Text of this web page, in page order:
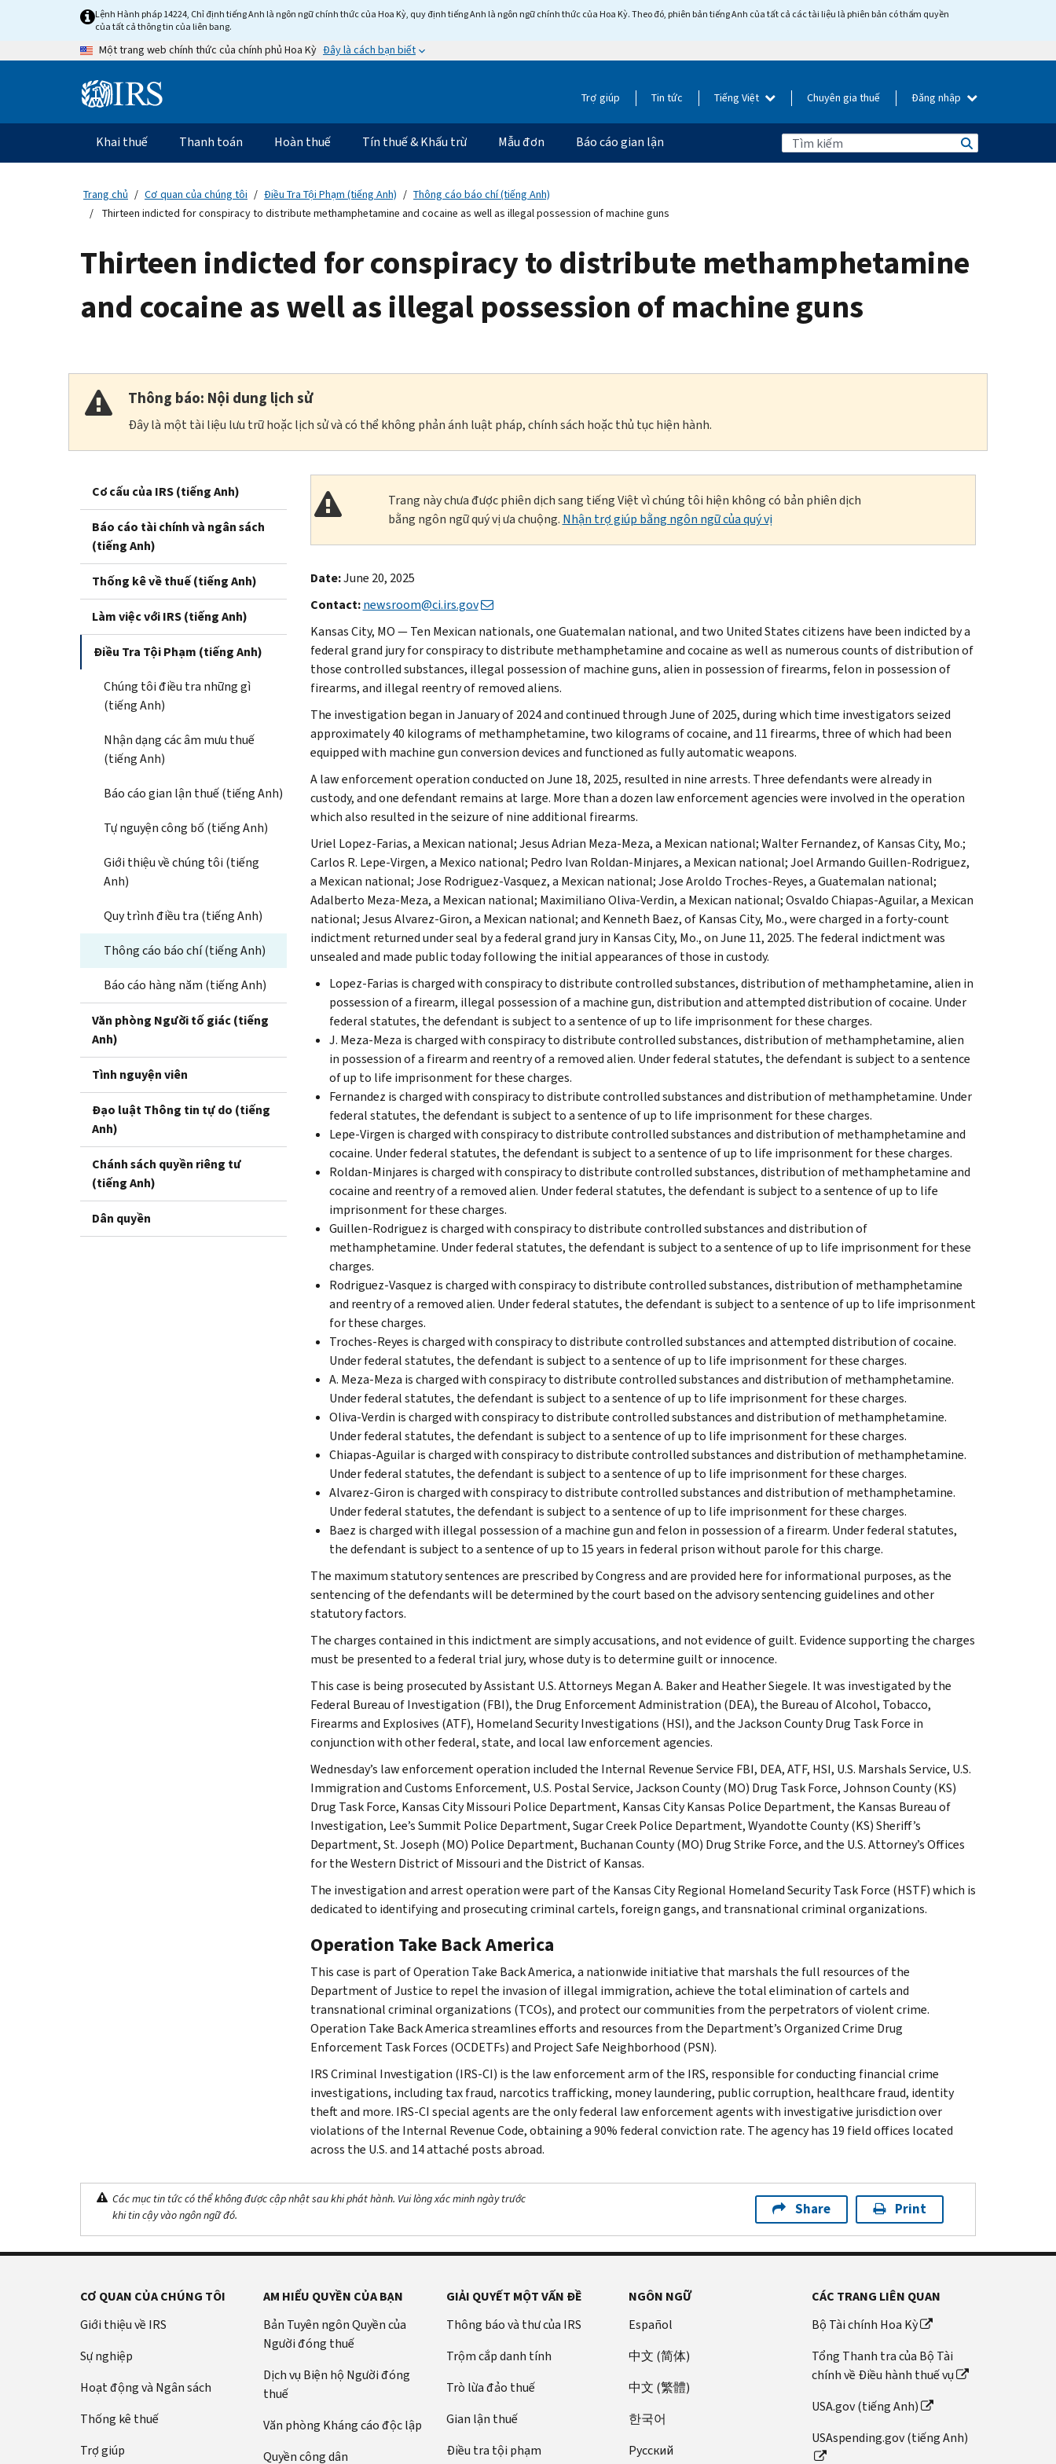
content
Lệnh Hành pháp 14224, Chỉ định tiếng Anh là ngôn ngữ chính thức của Hoa Kỳ, quy định tiếng Anh là ngôn ngữ chính thức của Hoa Kỳ. Theo đó, phiên bản tiếng Anh của tất cả các tài liệu là phiên bản có thẩm quyền
của tất cả thông tin của liên bang.
Một trang web chính thức của chính phủ Hoa Kỳ Đây là cách bạn biết
Information Trợ giúp Tin tức Tiếng Việt Chuyên gia thuế Đăng nhập
Điều
hướng
chính
Khai thuế Thanh toán Hoàn thuế Tín thuế & Khấu trừ Mẫu đơn Báo cáo gian lận
Trang chủ Cơ quan của chúng tôi Điều Tra Tội Phạm (tiếng Anh)
Thông cáo báo chí (tiếng Anh)
Thirteen indicted for conspiracy to distribute methamphetamine and cocaine as well as illegal possession of machine guns
Thirteen indicted for conspiracy to distribute methamphetamine
and cocaine as well as illegal possession of machine guns
Thông báo: Nội dung lịch sử
Đây là một tài liệu lưu trữ hoặc lịch sử và có thể không phản ánh luật pháp, chính sách hoặc thủ tục hiện hành.
Cơ cấu của IRS (tiếng Anh)
Báo cáo tài chính và ngân sách
(tiếng Anh)
Thống kê về thuế (tiếng Anh)
Làm việc với IRS (tiếng Anh)
Điều Tra Tội Phạm (tiếng Anh)
Chúng tôi điều tra những gì
(tiếng Anh)
Nhận dạng các âm mưu thuế
(tiếng Anh)
Báo cáo gian lận thuế (tiếng Anh)
Tự nguyện công bố (tiếng Anh)
Giới thiệu về chúng tôi (tiếng
Anh)
Quy trình điều tra (tiếng Anh)
Thông cáo báo chí (tiếng Anh)
Báo cáo hàng năm (tiếng Anh)
Văn phòng Người tố giác (tiếng
Anh)
Tình nguyện viên
Đạo luật Thông tin tự do (tiếng
Anh)
Chánh sách quyền riêng tư
(tiếng Anh)
Dân quyền
Trang này chưa được phiên dịch sang tiếng Việt vì chúng tôi hiện không có bản phiên dịch
bằng ngôn ngữ quý vị ưa chuộng. Nhận trợ giúp bằng ngôn ngữ của quý vị
Date:June 20, 2025
Contact:newsroom@ci.irs.gov
Kansas City, MO — Ten Mexican nationals, one Guatemalan national, and two United States citizens have been indicted by a
federal grand jury for conspiracy to distribute methamphetamine and cocaine as well as numerous counts of distribution of
those controlled substances, illegal possession of machine guns, alien in possession of firearms, felon in possession of
firearms, and illegal reentry of removed aliens.
The investigation began in January of 2024 and continued through June of 2025, during which time investigators seized
approximately 40 kilograms of methamphetamine, two kilograms of cocaine, and 11 firearms, three of which had been
equipped with machine gun conversion devices and functioned as fully automatic weapons.
A law enforcement operation conducted on June 18, 2025, resulted in nine arrests. Three defendants were already in
custody, and one defendant remains at large. More than a dozen law enforcement agencies were involved in the operation
which also resulted in the seizure of nine additional firearms.
Uriel Lopez-Farias, a Mexican national; Jesus Adrian Meza-Meza, a Mexican national; Walter Fernandez, of Kansas City, Mo.;
Carlos R. Lepe-Virgen, a Mexico national; Pedro Ivan Roldan-Minjares, a Mexican national; Joel Armando Guillen-Rodriguez,
a Mexican national; Jose Rodriguez-Vasquez, a Mexican national; Jose Aroldo Troches-Reyes, a Guatemalan national;
Adalberto Meza-Meza, a Mexican national; Maximiliano Oliva-Verdin, a Mexican national; Osvaldo Chiapas-Aguilar, a Mexican
national; Jesus Alvarez-Giron, a Mexican national; and Kenneth Baez, of Kansas City, Mo., were charged in a forty-count
indictment returned under seal by a federal grand jury in Kansas City, Mo., on June 11, 2025. The federal indictment was
unsealed and made public today following the initial appearances of those in custody.
Lopez-Farias is charged with conspiracy to distribute controlled substances, distribution of methamphetamine, alien in
possession of a firearm, illegal possession of a machine gun, distribution and attempted distribution of cocaine. Under
federal statutes, the defendant is subject to a sentence of up to life imprisonment for these charges.
J. Meza-Meza is charged with conspiracy to distribute controlled substances, distribution of methamphetamine, alien
in possession of a firearm and reentry of a removed alien. Under federal statutes, the defendant is subject to a sentence
of up to life imprisonment for these charges.
Fernandez is charged with conspiracy to distribute controlled substances and distribution of methamphetamine. Under
federal statutes, the defendant is subject to a sentence of up to life imprisonment for these charges.
Lepe-Virgen is charged with conspiracy to distribute controlled substances and distribution of methamphetamine and
cocaine. Under federal statutes, the defendant is subject to a sentence of up to life imprisonment for these charges.
Roldan-Minjares is charged with conspiracy to distribute controlled substances, distribution of methamphetamine and
cocaine and reentry of a removed alien. Under federal statutes, the defendant is subject to a sentence of up to life
imprisonment for these charges.
Guillen-Rodriguez is charged with conspiracy to distribute controlled substances and distribution of
methamphetamine. Under federal statutes, the defendant is subject to a sentence of up to life imprisonment for these
charges.
Rodriguez-Vasquez is charged with conspiracy to distribute controlled substances, distribution of methamphetamine
and reentry of a removed alien. Under federal statutes, the defendant is subject to a sentence of up to life imprisonment
for these charges.
Troches-Reyes is charged with conspiracy to distribute controlled substances and attempted distribution of cocaine.
Under federal statutes, the defendant is subject to a sentence of up to life imprisonment for these charges.
A. Meza-Meza is charged with conspiracy to distribute controlled substances and distribution of methamphetamine.
Under federal statutes, the defendant is subject to a sentence of up to life imprisonment for these charges.
Oliva-Verdin is charged with conspiracy to distribute controlled substances and distribution of methamphetamine.
Under federal statutes, the defendant is subject to a sentence of up to life imprisonment for these charges.
Chiapas-Aguilar is charged with conspiracy to distribute controlled substances and distribution of methamphetamine.
Under federal statutes, the defendant is subject to a sentence of up to life imprisonment for these charges.
Alvarez-Giron is charged with conspiracy to distribute controlled substances and distribution of methamphetamine.
Under federal statutes, the defendant is subject to a sentence of up to life imprisonment for these charges.
Baez is charged with illegal possession of a machine gun and felon in possession of a firearm. Under federal statutes,
the defendant is subject to a sentence of up to 15 years in federal prison without parole for this charge.
The maximum statutory sentences are prescribed by Congress and are provided here for informational purposes, as the
sentencing of the defendants will be determined by the court based on the advisory sentencing guidelines and other
statutory factors.
The charges contained in this indictment are simply accusations, and not evidence of guilt. Evidence supporting the charges
must be presented to a federal trial jury, whose duty is to determine guilt or innocence.
This case is being prosecuted by Assistant U.S. Attorneys Megan A. Baker and Heather Siegele. It was investigated by the
Federal Bureau of Investigation (FBI), the Drug Enforcement Administration (DEA), the Bureau of Alcohol, Tobacco,
Firearms and Explosives (ATF), Homeland Security Investigations (HSI), and the Jackson County Drug Task Force in
conjunction with other federal, state, and local law enforcement agencies.
Wednesday’s law enforcement operation included the Internal Revenue Service FBI, DEA, ATF, HSI, U.S. Marshals Service, U.S.
Immigration and Customs Enforcement, U.S. Postal Service, Jackson County (MO) Drug Task Force, Johnson County (KS)
Drug Task Force, Kansas City Missouri Police Department, Kansas City Kansas Police Department, the Kansas Bureau of
Investigation, Lee’s Summit Police Department, Sugar Creek Police Department, Wyandotte County (KS) Sheriff’s
Department, St. Joseph (MO) Police Department, Buchanan County (MO) Drug Strike Force, and the U.S. Attorney’s Offices
for the Western District of Missouri and the District of Kansas.
The investigation and arrest operation were part of the Kansas City Regional Homeland Security Task Force (HSTF) which is
dedicated to identifying and prosecuting criminal cartels, foreign gangs, and transnational criminal organizations.
Operation Take Back America
This case is part of Operation Take Back America, a nationwide initiative that marshals the full resources of the
Department of Justice to repel the invasion of illegal immigration, achieve the total elimination of cartels and
transnational criminal organizations (TCOs), and protect our communities from the perpetrators of violent crime.
Operation Take Back America streamlines efforts and resources from the Department’s Organized Crime Drug
Enforcement Task Forces (OCDETFs) and Project Safe Neighborhood (PSN).
IRS Criminal Investigation (IRS-CI) is the law enforcement arm of the IRS, responsible for conducting financial crime
investigations, including tax fraud, narcotics trafficking, money laundering, public corruption, healthcare fraud, identity
theft and more. IRS-CI special agents are the only federal law enforcement agents with investigative jurisdiction over
violations of the Internal Revenue Code, obtaining a 90% federal conviction rate. The agency has 19 field offices located
across the U.S. and 14 attaché posts abroad.
Các mục tin tức có thể không được cập nhật sau khi phát hành. Vui lòng xác minh ngày trước
khi tin cậy vào ngôn ngữ đó.
Share Print
CƠ QUAN CỦA CHÚNG TÔI
Giới thiệu về IRS
Sự nghiệp
Hoạt động và Ngân sách
Thống kê thuế
Trợ giúp
AM HIỂU QUYỀN CỦA BẠN
Bản Tuyên ngôn Quyền của
Người đóng thuế
Dịch vụ Biện hộ Người đóng
thuế
Văn phòng Kháng cáo độc lập
Quyền công dân
GIẢI QUYẾT MỘT VẤN ĐỀ
Thông báo và thư của IRS
Trộm cắp danh tính
Trò lừa đảo thuế
Gian lận thuế
Điều tra tội phạm
NGÔN NGỮ
Español
中文 (简体)
中文 (繁體)
한국어
Pусский
CÁC TRANG LIÊN QUAN
Bộ Tài chính Hoa Kỳ
Tổng Thanh tra của Bộ Tài
chính về Điều hành thuế vụ
USA.gov (tiếng Anh)
USAspending.gov (tiếng Anh)